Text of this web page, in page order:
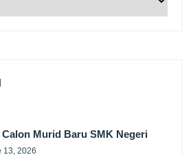
Calon Murid Baru SMK Negeri
13, 2026